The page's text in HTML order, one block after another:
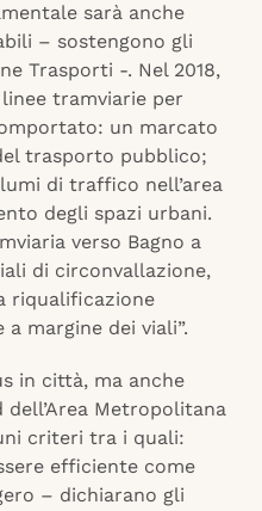
sarà anche
– sostengono gli
Trasporti -. Nel 2018,
tramviarie per
un marcato
trasporto pubblico;
di traffico nell’area
degli spazi urbani.
verso Bagno a
di circonvallazione,
riqualificazione
margine dei viali”.
in città, ma anche
dell’Area Metropolitana
criteri tra i quali:
efficiente come
– dichiarano gli